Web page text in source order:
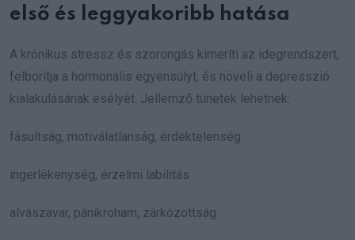
első és leggyakoribb hatása
A krónikus stressz és szorongás kimeríti az idegrendszert,
felborítja a hormonális egyensúlyt, és növeli a depresszió
kialakulásának esélyét. Jellemző tünetek lehetnek:
fásultság, motiválatlanság, érdektelenség
ingerlékenység, érzelmi labilitás
alvászavar, pánikroham, zárkózottság